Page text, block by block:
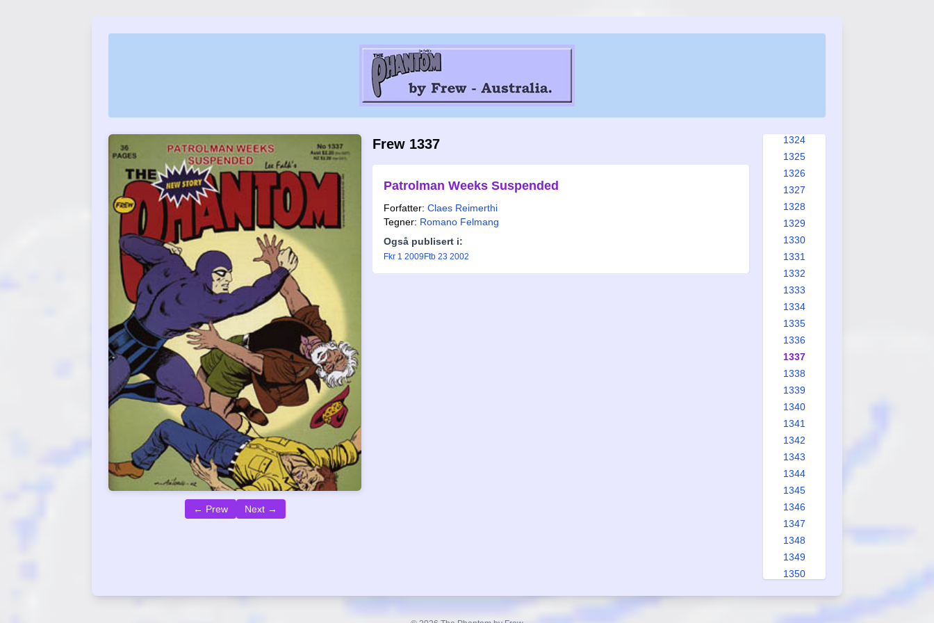
← Prew Next →
Frew 1337
Patrolman Weeks Suspended
Forfatter: Claes Reimerthi
Tegner: Romano Felmang
Også publisert i:
Fkr 1 2009 Ftb 23 2002
1324
1325
1326
1327
1328
1329
1330
1331
1332
1333
1334
1335
1336
1337
1338
1339
1340
1341
1342
1343
1344
1345
1346
1347
1348
1349
1350